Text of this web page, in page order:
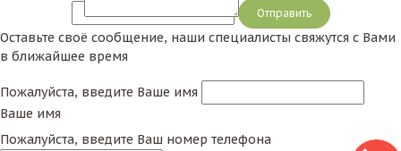
Сообщение
Оставьте своё сообщение, наши специалисты свяжутся с Вами
в ближайшее время
Пожалуйста, введите Ваше имя
Ваше имя
Пожалуйста, введите Ваш номер телефона